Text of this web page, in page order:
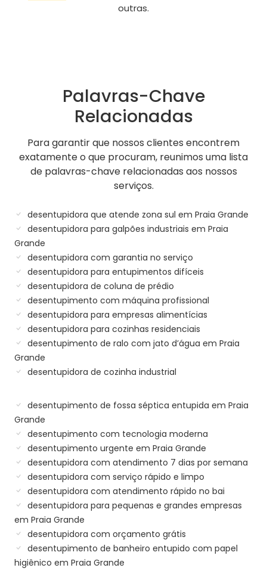
outras.
Palavras-Chave
Relacionadas
Para garantir que nossos clientes encontrem
exatamente o que procuram, reunimos uma lista
de palavras-chave relacionadas aos nossos
serviços.
desentupidora que atende zona sul em Praia Grande
desentupidora para galpões industriais em Praia
Grande
desentupidora com garantia no serviço
desentupidora para entupimentos difíceis
desentupidora de coluna de prédio
desentupimento com máquina profissional
desentupidora para empresas alimentícias
desentupidora para cozinhas residenciais
desentupimento de ralo com jato d’água em Praia
Grande
desentupidora de cozinha industrial
desentupimento de fossa séptica entupida em Praia
Grande
desentupimento com tecnologia moderna
desentupimento urgente em Praia Grande
desentupidora com atendimento 7 dias por semana
desentupidora com serviço rápido e limpo
desentupidora com atendimento rápido no bai
desentupidora para pequenas e grandes empresas
em Praia Grande
desentupidora com orçamento grátis
desentupimento de banheiro entupido com papel
higiênico em Praia Grande